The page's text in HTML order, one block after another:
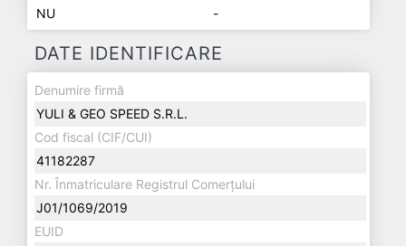
NU
-
DATE IDENTIFICARE
Denumire firmă
YULI & GEO SPEED S.R.L.
Cod fiscal (CIF/CUI)
41182287
Nr. Înmatriculare Registrul Comerțului
J01/1069/2019
EUID